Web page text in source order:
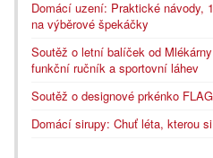
Domácí uzení: Praktické návody,
na výběrové špekáčky
Soutěž o letní balíček od
funkční ručník a sportovní láhev
Soutěž o designové prkénko
Domácí sirupy: Chuť léta, kterou